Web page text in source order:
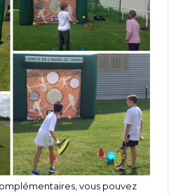
vous pouvez